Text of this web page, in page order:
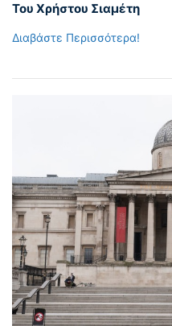
Του Χρήστου Σιαμέτη
Διαβάστε Περισσότερα!